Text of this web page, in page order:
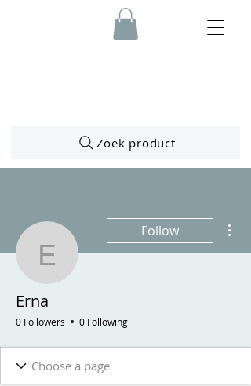
Zoek product
Erna
Follow
Erna
0 Followers 0 Following